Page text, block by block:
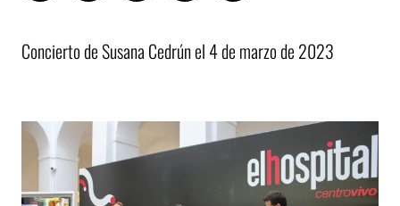
Concierto de Susana Cedrún el 4 de marzo de 2023